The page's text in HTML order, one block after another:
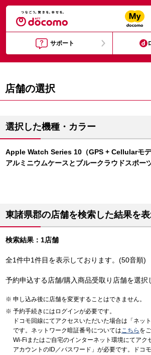
サポート
店舗の選択
選択した機種・カラー
Apple Watch Series 10（GPS + Cellularモ
アルミニウムケースとブルークラウドスポー
東諸県郡の店舗を検索した結果を
検索結果：1店舗
全1件中1件目を表示しております。(50音順)
予約申込する店舗/購入商品受取り店舗を選択
申し込み後に店舗を変更することはできません。
予約手続きにはログインが必要です。
ドコモ回線にてアクセスいただいた場合は「ネッ
です。ネットワーク暗証番号についてはこちら を
Wi-Fiまたはご自宅のインターネット環境にてアク
アカウントのID／パスワード」が必要です。ドコ